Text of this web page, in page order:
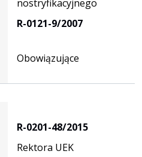
nostryfikacyjnego
R-0121-9/2007
Obowiązujące
R-0201-48/2015
Rektora UEK